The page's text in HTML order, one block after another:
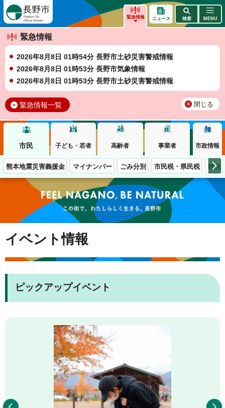
緊急情報
緊急情報
2026年8月8日 01時54分 長野市土砂災害警戒情報
2026年8月8日 01時53分 長野市気象情報
2026年8月8日 01時53分 長野市土砂災害警戒情報
緊急情報一覧 閉じる
ニュース 検索 MENU
市民 子ども・若者 高齢者 事業者 市政情報
熊本地震災害義援金 マイナンバー ごみ分別 市民税・県民税 移住
この街で、わたしらしく生きる。長野市
イベント情報
ピックアップイベント